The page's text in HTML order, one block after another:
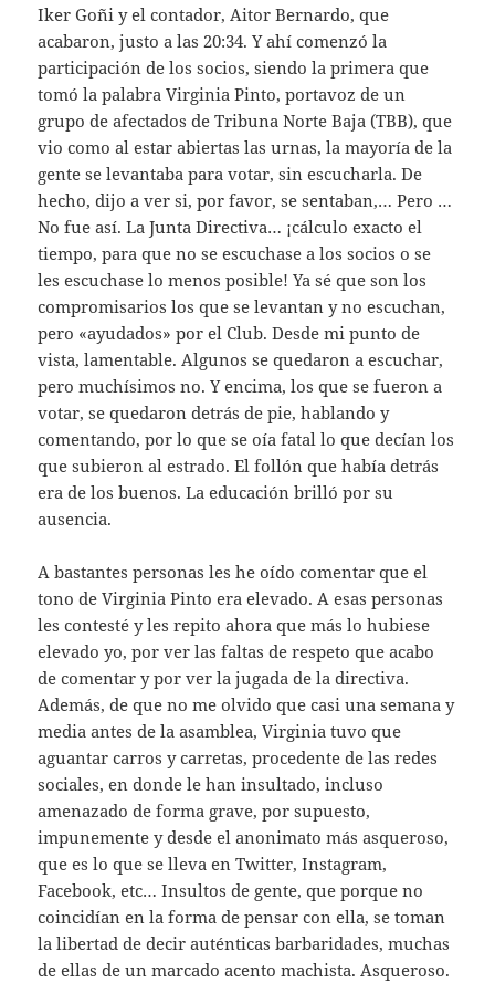
Iker Goñi y el contador, Aitor Bernardo, que
acabaron, justo a las 20:34. Y ahí comenzó la
participación de los socios, siendo la primera que
tomó la palabra Virginia Pinto, portavoz de un
grupo de afectados de Tribuna Norte Baja (TBB), que
vio como al estar abiertas las urnas, la mayoría de la
gente se levantaba para votar, sin escucharla. De
hecho, dijo a ver si, por favor, se sentaban,… Pero …
No fue así. La Junta Directiva… ¡cálculo exacto el
tiempo, para que no se escuchase a los socios o se
les escuchase lo menos posible! Ya sé que son los
compromisarios los que se levantan y no escuchan,
pero «ayudados» por el Club. Desde mi punto de
vista, lamentable. Algunos se quedaron a escuchar,
pero muchísimos no. Y encima, los que se fueron a
votar, se quedaron detrás de pie, hablando y
comentando, por lo que se oía fatal lo que decían los
que subieron al estrado. El follón que había detrás
era de los buenos. La educación brilló por su
ausencia.
A bastantes personas les he oído comentar que el
tono de Virginia Pinto era elevado. A esas personas
les contesté y les repito ahora que más lo hubiese
elevado yo, por ver las faltas de respeto que acabo
de comentar y por ver la jugada de la directiva.
Además, de que no me olvido que casi una semana y
media antes de la asamblea, Virginia tuvo que
aguantar carros y carretas, procedente de las redes
sociales, en donde le han insultado, incluso
amenazado de forma grave, por supuesto,
impunemente y desde el anonimato más asqueroso,
que es lo que se lleva en Twitter, Instagram,
Facebook, etc… Insultos de gente, que porque no
coincidían en la forma de pensar con ella, se toman
la libertad de decir auténticas barbaridades, muchas
de ellas de un marcado acento machista. Asqueroso.